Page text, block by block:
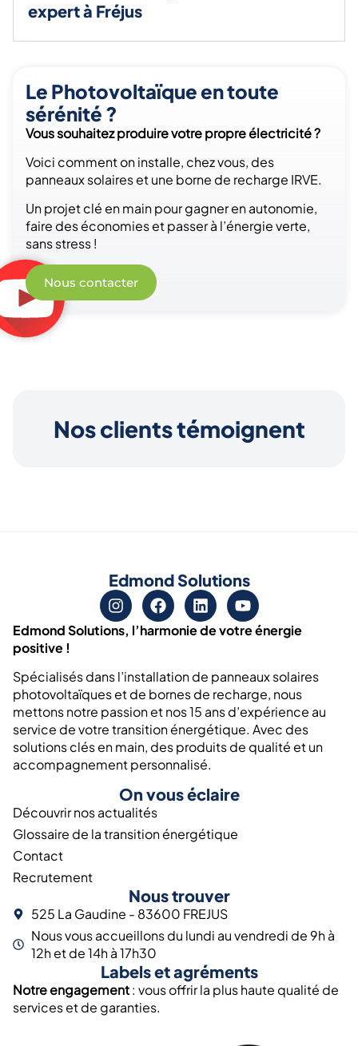
expert à Fréjus
Le Photovoltaïque en toute
sérénité ?
Vous souhaitez produire votre propre électricité ?
Voici comment on installe, chez vous, des
panneaux solaires et une borne de recharge IRVE.
Un projet clé en main pour gagner en autonomie,
faire des économies et passer à l’énergie verte,
sans stress !
Nous contacter
Nos clients témoignent
Edmond Solutions
Edmond Solutions, l’harmonie de votre énergie
positive !
Spécialisés dans l’installation de panneaux solaires
photovoltaïques et de bornes de recharge, nous
mettons notre passion et nos 15 ans d’expérience au
service de votre transition énergétique. Avec des
solutions clés en main, des produits de qualité et un
accompagnement personnalisé.
On vous éclaire
Découvrir nos actualités
Glossaire de la transition énergétique
Contact
Recrutement
Nous trouver
525 La Gaudine - 83600 FREJUS
Nous vous accueillons du lundi au vendredi de 9h à
12h et de 14h à 17h30
Labels et agréments
Notre engagement: vous offrir la plus haute qualité de
services et de garanties.